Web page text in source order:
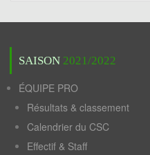
SAISON 2021/2022
ÉQUIPE PRO
Résultats & classement
Calendrier du CSC
Effectif & Staff